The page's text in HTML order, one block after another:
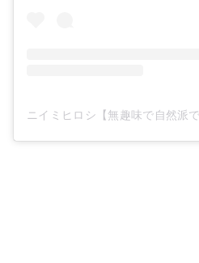
ニイミヒロシ【無趣味で自然